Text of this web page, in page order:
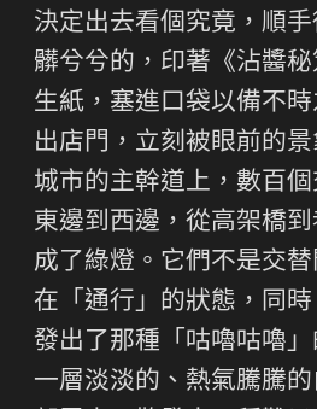
決定出去看個究竟，順
髒兮兮的，印著《沾醬
生紙，塞進口袋以備不
出店門，立刻被眼前的
城市的主幹道上，數百
東邊到西邊，從高架橋
成了綠燈。它們不是交
在「通行」的狀態，同
發出了那種「咕嚕咕嚕
一層淡淡的、熱氣騰騰